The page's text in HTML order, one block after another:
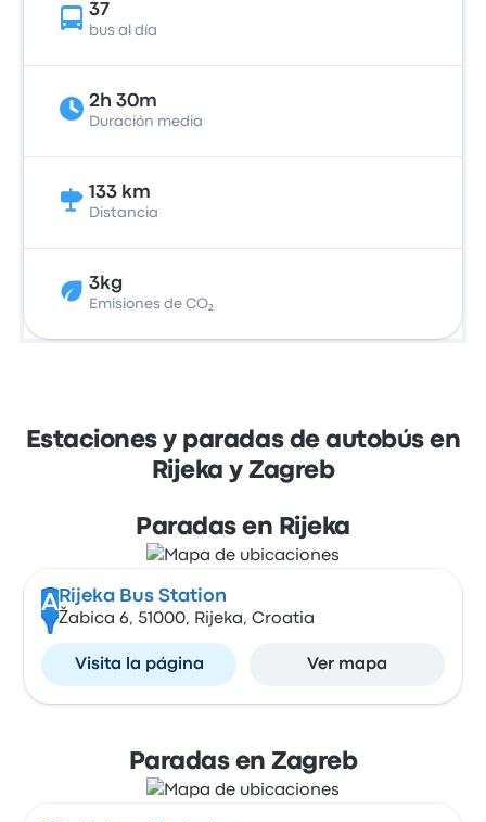
37
bus al día
2h 30m
Duración media
133 km
Distancia
3kg
Emisiones de CO₂
Estaciones y paradas de autobús en
Rijeka y Zagreb
Paradas en Rijeka
A Rijeka Bus Station
Žabica 6, 51000, Rijeka, Croatia
Visita la página Ver mapa
Paradas en Zagreb